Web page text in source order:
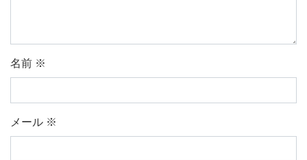
名前 ※
メール ※